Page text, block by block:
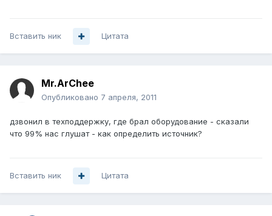
Вставить ник Цитата
Mr.ArChee
Опубликовано 7 апреля, 2011
дзвонил в техподдержку, где брал оборудование - сказали
что 99% нас глушат - как определить источник?
Вставить ник Цитата